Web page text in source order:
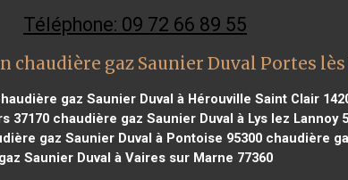
Téléphone: 09 72 66 89 55
chaudière gaz Saunier Duval Portes lès
gaz Saunier Duval à Hérouville Saint Clair
37170 chaudière gaz Saunier Duval à Lys lez Lannoy
gaz Saunier Duval à Pontoise 95300 chaudière
gaz Saunier Duval à Vaires sur Marne 77360